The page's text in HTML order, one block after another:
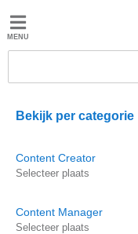
Jobted
Salarissen
Bekijk per categorie
Content Creator
Selecteer plaats
Content Manager
Selecteer plaats